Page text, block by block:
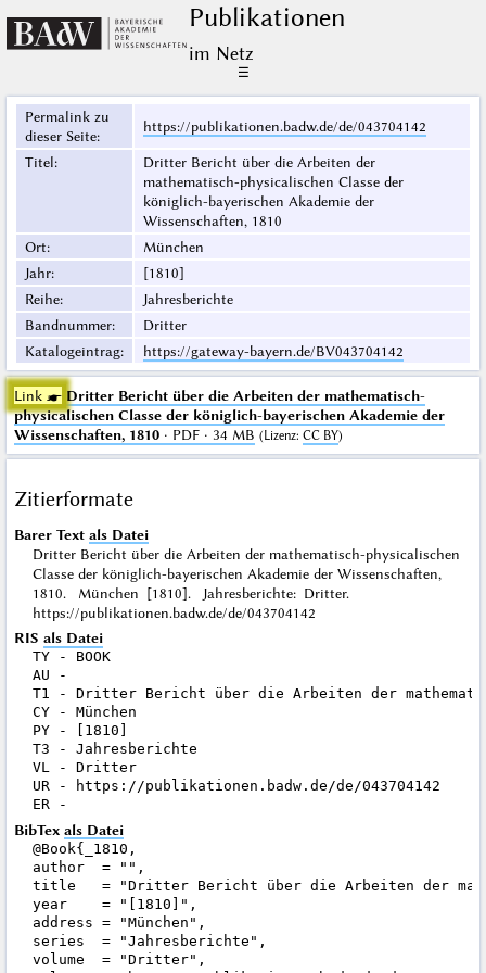
Publikationen
im Netz
☰
Permalink zu
dieser Seite:
https://publikationen.badw.de/de/043704142
Titel:
Dritter Bericht über die Arbeiten der
mathematisch-physicalischen Classe der
königlich-bayerischen Akademie der
Wissenschaften, 1810
Ort:
München
Jahr:
[1810]
Reihe:
Jahresberichte
Bandnummer:
Dritter
Katalogeintrag: https://gateway-bayern.de/BV043704142
Link ☛ Dritter Bericht über die Arbeiten der mathematisch-
physicalischen Classe der königlich-bayerischen Akademie der
Wissenschaften, 1810· PDF · 34 MB (Lizenz: CC BY)
Zitierformate
Barer Text als Datei
Dritter Bericht über die Arbeiten der mathematisch-physicalischen
Classe der königlich-bayerischen Akademie der Wissenschaften,
1810. München [1810]. Jahresberichte: Dritter.
https://publikationen.badw.de/de/043704142
RIS als Datei
TY - BOOK
AU -
T1 - Dritter Bericht über die Arbeiten der
CY - München
PY - [1810]
T3 - Jahresberichte
VL - Dritter
UR - https://publikationen.badw.de/de/043704142
BibTex als Datei
@Book{_1810,
author  = "",
title   = "Dritter Bericht über die Arbeiten der
year    = "[1810]",
address = "München",
series  = "Jahresberichte",
volume  = "Dritter",